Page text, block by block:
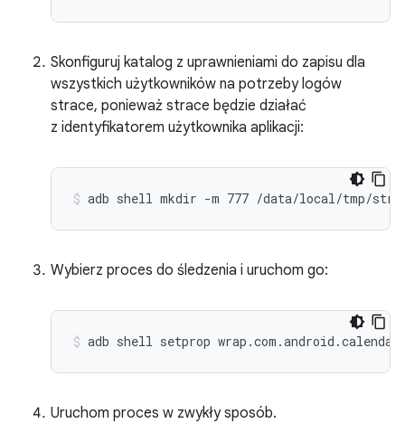
Skonfiguruj katalog z uprawnieniami do zapisu dla
wszystkich użytkowników na potrzeby logów
strace, ponieważ strace będzie działać
z identyfikatorem użytkownika aplikacji:
adb shell mkdir -m 777 /data/local/tmp/
Wybierz proces do śledzenia i uruchom go:
Uruchom proces w zwykły sposób.